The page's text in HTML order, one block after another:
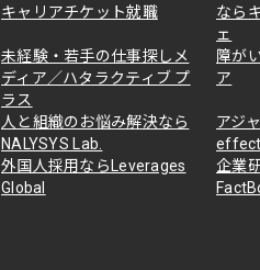
キャリアチケット就職
なら
ェ
未経験・若手の仕事探しメ
ディア／ハタラクティブ プ
ラス
障が
ア
人と組織のお悩み解決なら
NALYSYS Lab.
アジ
外国人採用ならLeverages
Global
企業